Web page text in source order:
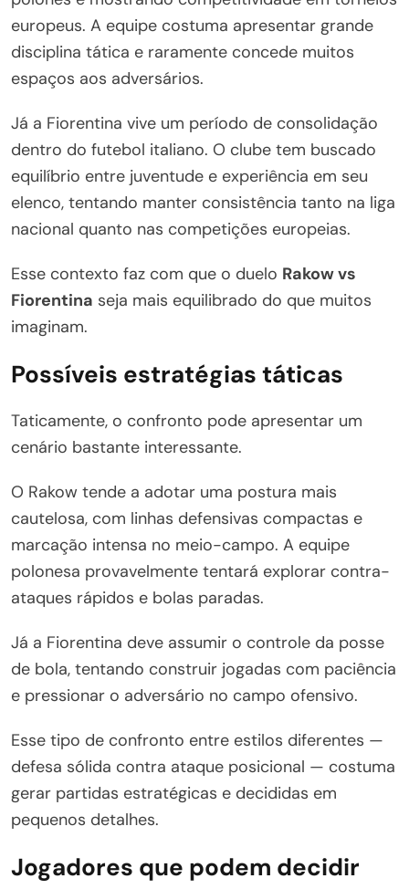
europeus. A equipe costuma apresentar grande
disciplina tática e raramente concede muitos
espaços aos adversários.
Já a Fiorentina vive um período de consolidação
dentro do futebol italiano. O clube tem buscado
equilíbrio entre juventude e experiência em seu
elenco, tentando manter consistência tanto na liga
nacional quanto nas competições europeias.
Esse contexto faz com que o duelo Rakow vs
Fiorentina seja mais equilibrado do que muitos
imaginam.
Possíveis estratégias táticas
Taticamente, o confronto pode apresentar um
cenário bastante interessante.
O Rakow tende a adotar uma postura mais
cautelosa, com linhas defensivas compactas e
marcação intensa no meio-campo. A equipe
polonesa provavelmente tentará explorar contra-
ataques rápidos e bolas paradas.
Já a Fiorentina deve assumir o controle da posse
de bola, tentando construir jogadas com paciência
e pressionar o adversário no campo ofensivo.
Esse tipo de confronto entre estilos diferentes —
defesa sólida contra ataque posicional — costuma
gerar partidas estratégicas e decididas em
pequenos detalhes.
Jogadores que podem decidir